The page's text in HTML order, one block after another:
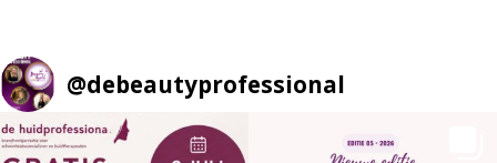
@debeautyprofessional